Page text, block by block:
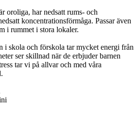
oroliga, har nedsatt rums- och
koncentrationsförmåga. Passar även
i rummet i stora lokaler.
i skola och förskola tar mycket energi från
ser skillnad när de erbjuder barnen
tar vi på allvar och med våra